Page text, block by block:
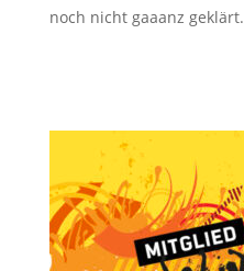
noch nicht gaaanz geklärt.